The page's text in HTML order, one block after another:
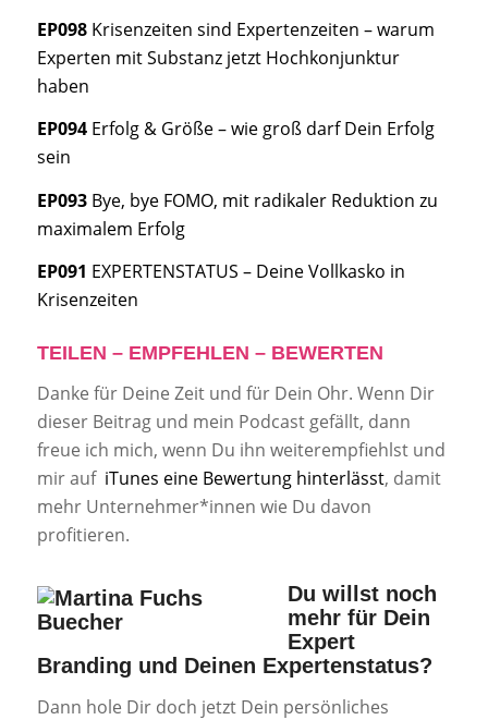
EP098Krisenzeiten sind Expertenzeiten – warum
Experten mit Substanz jetzt Hochkonjunktur
haben
EP094Erfolg & Größe – wie groß darf Dein Erfolg
sein
EP093Bye, bye FOMO, mit radikaler Reduktion zu
maximalem Erfolg
EP091 EXPERTENSTATUS – Deine Vollkasko in
Krisenzeiten
TEILEN – EMPFEHLEN – BEWERTEN
Danke für Deine Zeit und für Dein Ohr. Wenn Dir
dieser Beitrag und mein Podcast gefällt, dann
freue ich mich, wenn Du ihn weiterempfiehlst und
mir auf iTunes eine Bewertung hinterlässt, damit
mehr Unternehmer*innen wie Du davon
profitieren.
Du willst noch
mehr für Dein
Expert
Branding und Deinen Expertenstatus?
Dann hole Dir doch jetzt Dein persönliches